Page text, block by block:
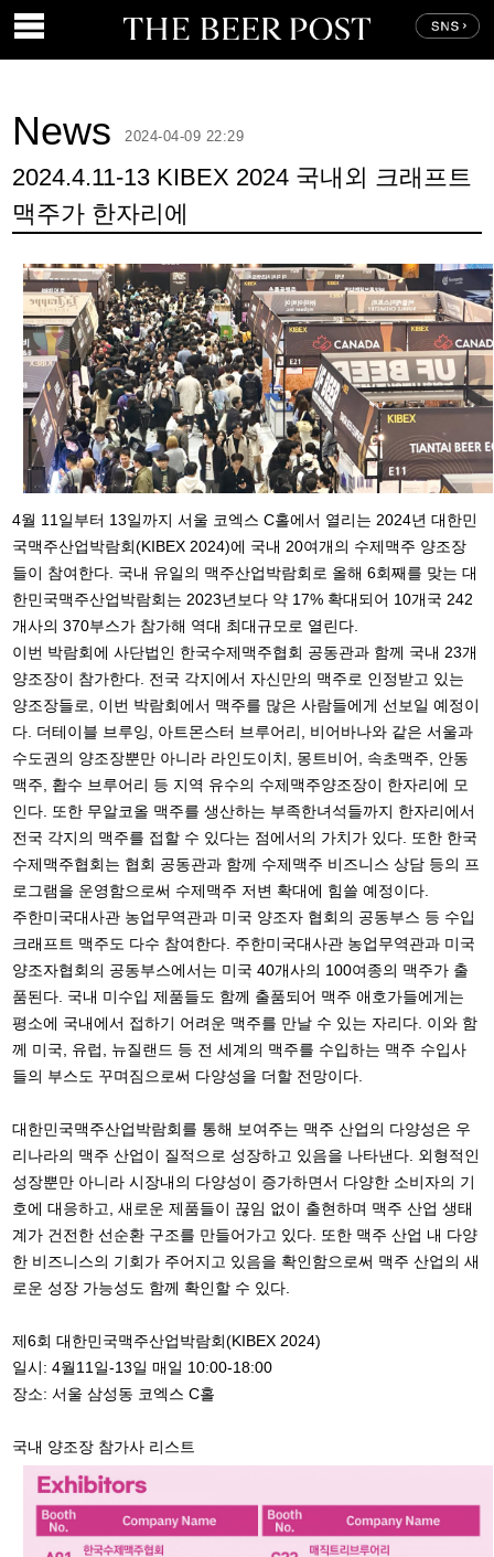
News
2024.4.11-13 KIBEX 2024 국내외 크래프트
맥주가 한자리에
2024-04-09 22:29
4월 11일부터 13일까지 서울 코엑스 C홀에서 열리는 2024년 대한민
국맥주산업박람회(KIBEX 2024)에 국내 20여개의 수제맥주 양조장
들이 참여한다. 국내 유일의 맥주산업박람회로 올해 6회째를 맞는 대
한민국맥주산업박람회는 2023년보다 약 17% 확대되어 10개국 242
개사의 370부스가 참가해 역대 최대규모로 열린다.
이번 박람회에 사단법인 한국수제맥주협회 공동관과 함께 국내 23개
양조장이 참가한다. 전국 각지에서 자신만의 맥주로 인정받고 있는
양조장들로, 이번 박람회에서 맥주를 많은 사람들에게 선보일 예정이
다. 더테이블 브루잉, 아트몬스터 브루어리, 비어바나와 같은 서울과
수도권의 양조장뿐만 아니라 라인도이치, 몽트비어, 속초맥주, 안동
맥주, 홥수 브루어리 등 지역 유수의 수제맥주양조장이 한자리에 모
인다. 또한 무알코올 맥주를 생산하는 부족한녀석들까지 한자리에서
전국 각지의 맥주를 접할 수 있다는 점에서의 가치가 있다. 또한 한국
수제맥주협회는 협회 공동관과 함께 수제맥주 비즈니스 상담 등의 프
로그램을 운영함으로써 수제맥주 저변 확대에 힘쓸 예정이다.
주한미국대사관 농업무역관과 미국 양조자 협회의 공동부스 등 수입
크래프트 맥주도 다수 참여한다. 주한미국대사관 농업무역관과 미국
양조자협회의 공동부스에서는 미국 40개사의 100여종의 맥주가 출
품된다. 국내 미수입 제품들도 함께 출품되어 맥주 애호가들에게는
평소에 국내에서 접하기 어려운 맥주를 만날 수 있는 자리다. 이와 함
께 미국, 유럽, 뉴질랜드 등 전 세계의 맥주를 수입하는 맥주 수입사
들의 부스도 꾸며짐으로써 다양성을 더할 전망이다.
대한민국맥주산업박람회를 통해 보여주는 맥주 산업의 다양성은 우
리나라의 맥주 산업이 질적으로 성장하고 있음을 나타낸다. 외형적인
성장뿐만 아니라 시장내의 다양성이 증가하면서 다양한 소비자의 기
호에 대응하고, 새로운 제품들이 끊임 없이 출현하며 맥주 산업 생태
계가 건전한 선순환 구조를 만들어가고 있다. 또한 맥주 산업 내 다양
한 비즈니스의 기회가 주어지고 있음을 확인함으로써 맥주 산업의 새
로운 성장 가능성도 함께 확인할 수 있다.
제6회 대한민국맥주산업박람회(KIBEX 2024)
일시: 4월11일-13일 매일 10:00-18:00
장소: 서울 삼성동 코엑스 C홀
국내 양조장 참가사 리스트